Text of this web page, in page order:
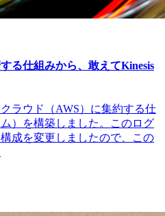
る仕組みから、敢えてKinesis
ラウド（AWS）に集約する仕
）を構築しました。このログ
成を変更しましたので、この